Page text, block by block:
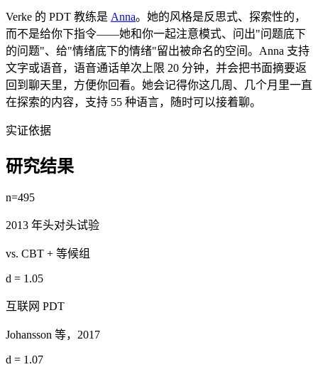
Verke 的 PDT 教练是 Anna。她的风格是反思式、探索性的，
而不是给你下指令——她和你一起注意模式、问出"问题底下
的问题"、给"情绪底下的情绪"留出被命名的空间。Anna 支持
文字或语音，语音通话单次上限 20 分钟，并会把书面摘要返
回到聊天里，方便你回看。她会记得你这几周、几个月里一直
在探索的内容，支持 55 种语言，随时可以接着聊。
实证依据
研究结果
n=495
2013 年头对头试验
vs. CBT + 等候组
d = 1.05
互联网 PDT
Johansson 等，2017
d = 1.07